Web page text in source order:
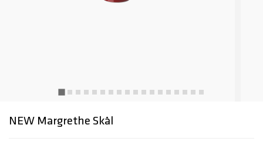
NEW Margrethe Skål